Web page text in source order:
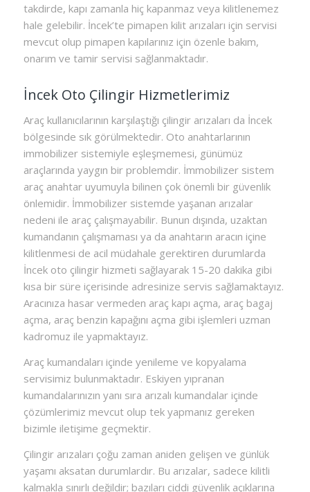
takdirde, kapı zamanla hiç kapanmaz veya kilitlenemez
hale gelebilir. İncek’te pimapen kilit arızaları için servisi
mevcut olup pimapen kapılarınız için özenle bakım,
onarım ve tamir servisi sağlanmaktadır.
İncek Oto Çilingir Hizmetlerimiz
Araç kullanıcılarının karşılaştığı çilingir arızaları da İncek
bölgesinde sık görülmektedir. Oto anahtarlarının
immobilizer sistemiyle eşleşmemesi, günümüz
araçlarında yaygın bir problemdir. İmmobilizer sistem
araç anahtar uyumuyla bilinen çok önemli bir güvenlik
önlemidir. İmmobilizer sistemde yaşanan arızalar
nedeni ile araç çalışmayabilir. Bunun dışında, uzaktan
kumandanın çalışmaması ya da anahtarın aracın içine
kilitlenmesi de acil müdahale gerektiren durumlarda
İncek oto çilingir hizmeti sağlayarak 15-20 dakika gibi
kısa bir süre içerisinde adresinize servis sağlamaktayız.
Aracınıza hasar vermeden araç kapı açma, araç bagaj
açma, araç benzin kapağını açma gibi işlemleri uzman
kadromuz ile yapmaktayız.
Araç kumandaları içinde yenileme ve kopyalama
servisimiz bulunmaktadır. Eskiyen yıpranan
kumandalarınızın yanı sıra arızalı kumandalar içinde
çözümlerimiz mevcut olup tek yapmanız gereken
bizimle iletişime geçmektir.
Çilingir arızaları çoğu zaman aniden gelişen ve günlük
yaşamı aksatan durumlardır. Bu arızalar, sadece kilitli
kalmakla sınırlı değildir; bazıları ciddi güvenlik açıklarına